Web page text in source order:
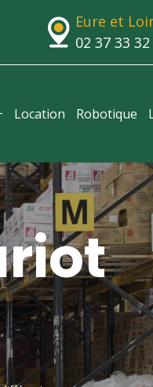
Eure et
02 37 33 32
Location Robotique